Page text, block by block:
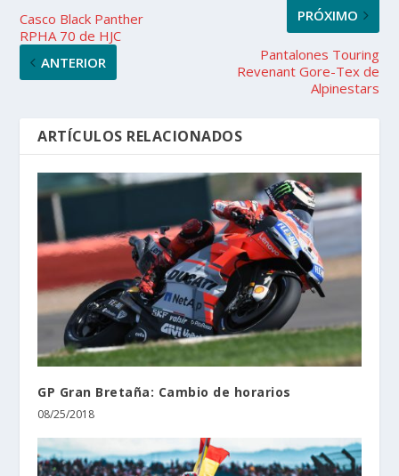
Casco Black Panther
RPHA 70 de HJC
ANTERIOR
PRÓXIMO
Pantalones Touring
Revenant Gore-Tex de
Alpinestars
ARTÍCULOS RELACIONADOS
GP Gran Bretaña: Cambio de horarios
08/25/2018